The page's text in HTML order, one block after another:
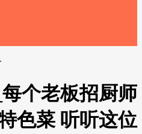
个老板招厨师
色菜 听听这位